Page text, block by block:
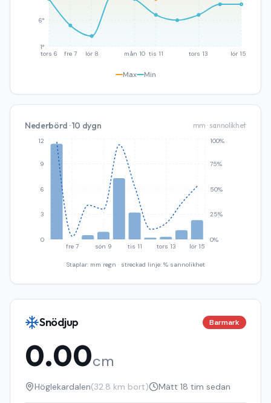
tors 6 fre 7 lör 8 mån 10 tis 11 tors 13 lör 15
1°
6°
Max Min
Nederbörd · 10 dygn mm · sannolikhet
fre 7 sön 9 tis 11 tors 13 lör 15
0
3
6
9
12
0%
25%
50%
75%
100%
Staplar: mm regn · streckad linje: % sannolikhet
Snödjup Barmark
0.00cm
Höglekardalen(32.8 km bort) Mätt 18 tim sedan